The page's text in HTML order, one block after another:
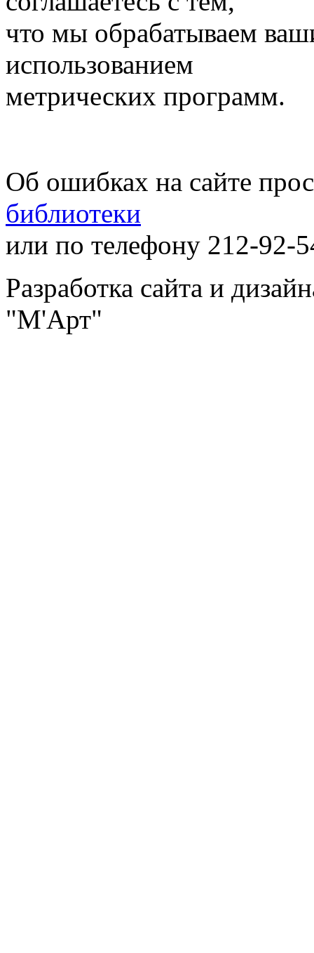
что мы обрабатываем
использованием
метрических программ.
Об ошибках на сайте
библиотеки
или по телефону 212-92-
Разработка сайта и
"М'Арт"